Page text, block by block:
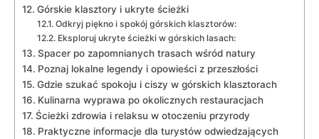
Górskie klasztory i ukryte ścieżki
Odkryj piękno i spokój górskich klasztorów:
Eksploruj ukryte ścieżki ‍w górskich lasach:
Spacer ‌po zapomnianych trasach wśród natury
Poznaj lokalne legendy i ​opowieści z przeszłości
Gdzie szukać spokoju i ciszy w górskich klasztorach
Kulinarna wyprawa po okolicznych restauracjach
Ścieżki‍ zdrowia i relaksu w otoczeniu⁣ przyrody
Praktyczne informacje dla turystów odwiedzających